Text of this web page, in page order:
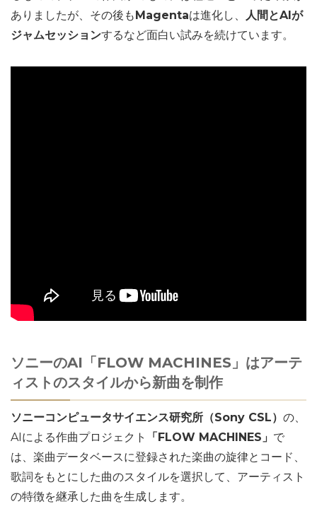
ありましたが、その後もMagentaは進化し、
人間とAIが
ジャムセッションするなど面白い試みを続けています。
ソニーのAI「FLOW MACHINES」はアーテ
ィストのスタイルから新曲を制作
ソニーコンピュータサイエンス研究所（Sony CSL） の、
AIによる作曲プロジェクト
「FLOW MACHINES」 で
は、楽曲データベースに登録された楽曲の旋律とコード、
歌詞をもとにした曲のスタイルを選択して、アーティスト
の特徴を継承した曲を生成します。